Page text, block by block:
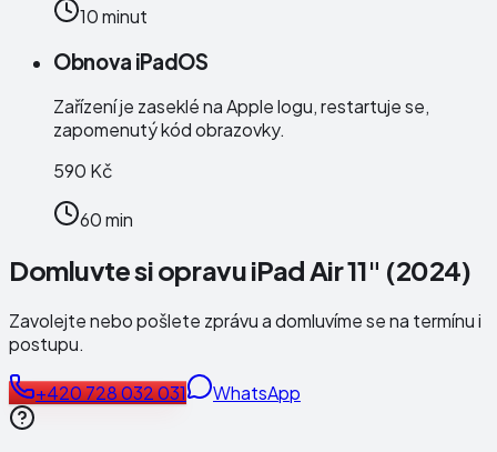
10 minut
Obnova iPadOS
Zařízení je zaseklé na Apple logu, restartuje se,
zapomenutý kód obrazovky.
590 Kč
60 min
Domluvte si opravu iPad Air 11" (2024)
Zavolejte nebo pošlete zprávu a domluvíme se na termínu i
postupu.
+420 728 032 031 WhatsApp